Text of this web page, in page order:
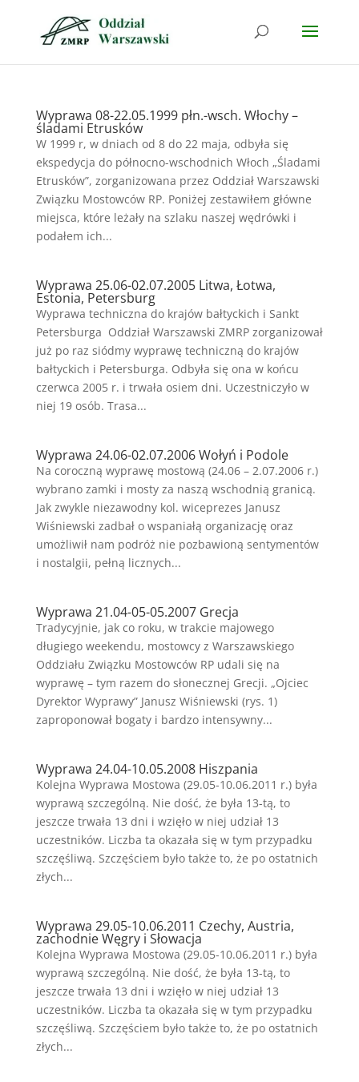
Wyprawa 08-22.05.1999 płn.-wsch. Włochy –
śladami Etrusków
W 1999 r, w dniach od 8 do 22 maja, odbyła się
ekspedycja do północno-wschodnich Włoch „Śladami
Etrusków”, zorganizowana przez Oddział Warszawski
Związku Mostowców RP. Poniżej zestawiłem główne
miejsca, które leżały na szlaku naszej wędrówki i
podałem ich...
Wyprawa 25.06-02.07.2005 Litwa, Łotwa,
Estonia, Petersburg
Wyprawa techniczna do krajów bałtyckich i Sankt
Petersburga Oddział Warszawski ZMRP zorganizował
już po raz siódmy wyprawę techniczną do krajów
bałtyckich i Petersburga. Odbyła się ona w końcu
czerwca 2005 r. i trwała osiem dni. Uczestniczyło w
niej 19 osób. Trasa...
Wyprawa 24.06-02.07.2006 Wołyń i Podole
Na coroczną wyprawę mostową (24.06 – 2.07.2006 r.)
wybrano zamki i mosty za naszą wschodnią granicą.
Jak zwykle niezawodny kol. wiceprezes Janusz
Wiśniewski zadbał o wspaniałą organizację oraz
umożliwił nam podróż nie pozbawioną sentymentów
i nostalgii, pełną licznych...
Wyprawa 21.04-05-05.2007 Grecja
Tradycyjnie, jak co roku, w trakcie majowego
długiego weekendu, mostowcy z Warszawskiego
Oddziału Związku Mostowców RP udali się na
wyprawę – tym razem do słonecznej Grecji. „Ojciec
Dyrektor Wyprawy” Janusz Wiśniewski (rys. 1)
zaproponował bogaty i bardzo intensywny...
Wyprawa 24.04-10.05.2008 Hiszpania
Kolejna Wyprawa Mostowa (29.05-10.06.2011 r.) była
wyprawą szczególną. Nie dość, że była 13-tą, to
jeszcze trwała 13 dni i wzięło w niej udział 13
uczestników. Liczba ta okazała się w tym przypadku
szczęśliwą. Szczęściem było także to, że po ostatnich
złych...
Wyprawa 29.05-10.06.2011 Czechy, Austria,
zachodnie Węgry i Słowacja
Kolejna Wyprawa Mostowa (29.05-10.06.2011 r.) była
wyprawą szczególną. Nie dość, że była 13-tą, to
jeszcze trwała 13 dni i wzięło w niej udział 13
uczestników. Liczba ta okazała się w tym przypadku
szczęśliwą. Szczęściem było także to, że po ostatnich
złych...